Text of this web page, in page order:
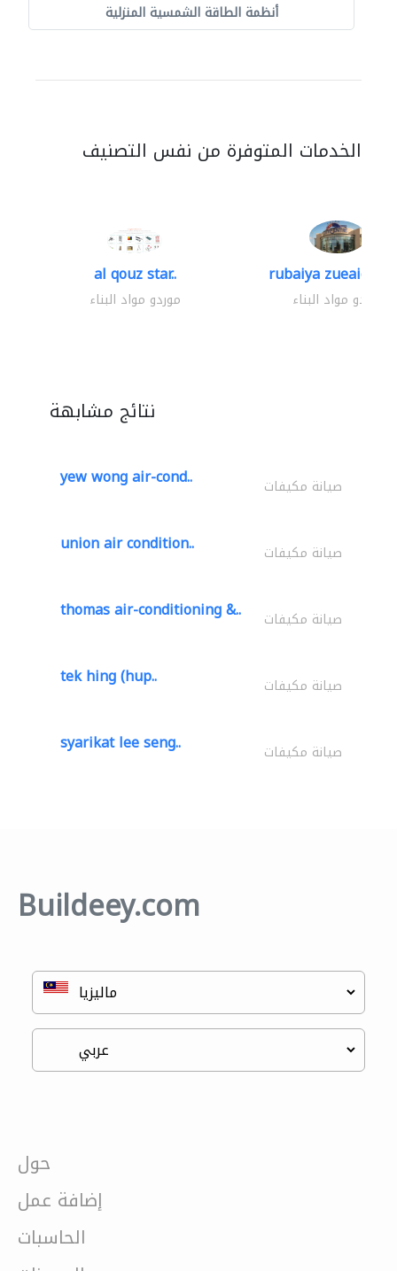
أنظمة الطاقة الشمسية المنزلية
الخدمات المتوفرة من نفس التصنيف
al qouz star..
موردو مواد البناء
rubaiya zueaid
موردو مواد البناء
نتائج مشابهة
yew wong air-cond.. صيانة مكيفات
union air condition.. صيانة مكيفات
thomas air-conditioning &.. صيانة مكيفات
tek hing (hup.. صيانة مكيفات
syarikat lee seng.. صيانة مكيفات
Buildeey.com
حول
إضافة عمل
الحاسبات